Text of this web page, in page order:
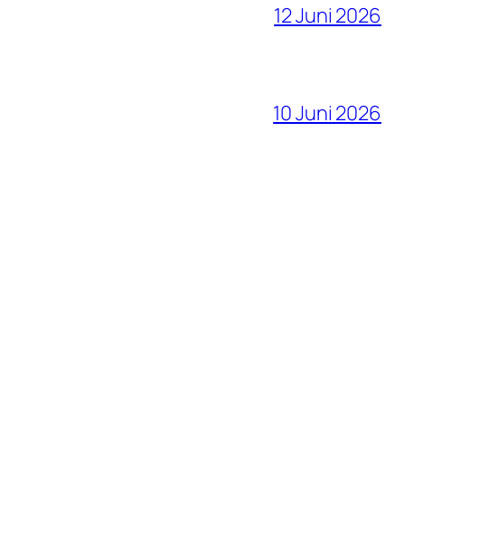
12 Juni 2026
10 Juni 2026